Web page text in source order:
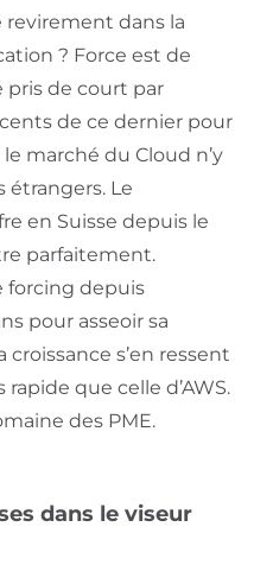
dans la
? Force est de
pris de court par
de ce dernier pour
marché du Cloud n’y
Le
en Suisse depuis le
parfaitement.
forcing depuis
pour asseoir sa
croissance s’en ressent
que celle d’AWS.
des PME.
dans le viseur